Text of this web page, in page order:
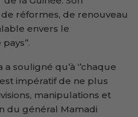
réformes, de renouveau
envers le
souligné qu’à ‘’chaque
impératif de ne plus
manipulations et
du général Mamadi